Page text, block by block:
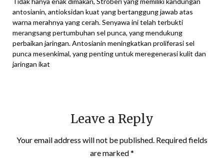
antosianin, antioksidan kuat yang bertanggung jawab atas
warna merahnya yang cerah. Senyawa ini telah terbukti
merangsang pertumbuhan sel punca, yang mendukung
perbaikan jaringan. Antosianin meningkatkan proliferasi sel
punca mesenkimal, yang penting untuk meregenerasi kulit dan
jaringan ikat
Leave a Reply
Your email address will not be published. Required fields
are marked*